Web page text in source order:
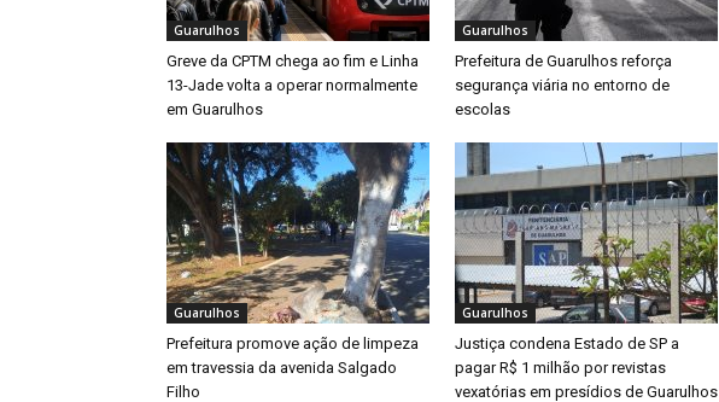
Guarulhos
Greve da CPTM chega ao fim e Linha
13-Jade volta a operar normalmente
em Guarulhos
Guarulhos
Prefeitura de Guarulhos reforça
segurança viária no entorno de
escolas
Guarulhos
Prefeitura promove ação de limpeza
em travessia da avenida Salgado
Filho
Guarulhos
Justiça condena Estado de SP a
pagar R$ 1 milhão por revistas
vexatórias em presídios de Guarulhos